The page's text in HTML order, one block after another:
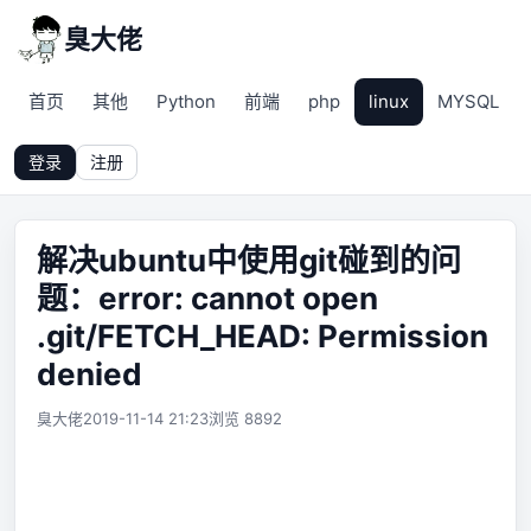
臭大佬
首页 其他 Python 前端 php linux MYSQL
登录 注册
解决ubuntu中使用git碰到的问
题：error: cannot open
.git/FETCH_HEAD: Permission
denied
臭大佬2019-11-14 21:23浏览 8892